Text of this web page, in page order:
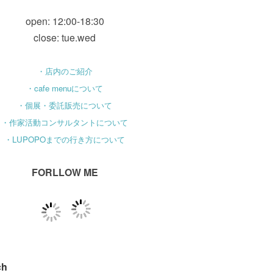
open: 12:00-18:30
close: tue.wed
・店内のご紹介
・cafe menuについて
・個展・委託販売について
・作家活動コンサルタントについて
・LUPOPOまでの行き方について
FORLLOW ME